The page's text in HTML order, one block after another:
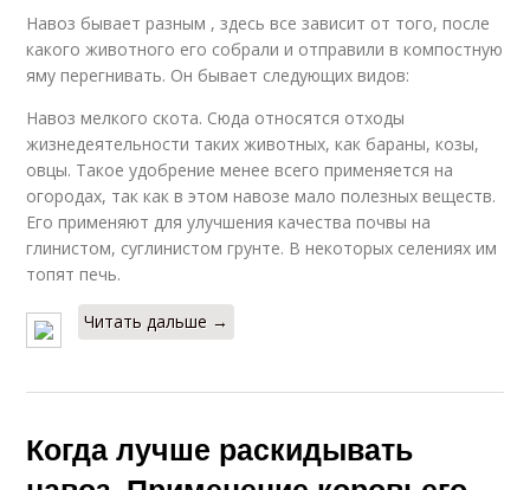
Навоз бывает разным , здесь все зависит от того, после
какого животного его собрали и отправили в компостную
яму перегнивать. Он бывает следующих видов:
Навоз мелкого скота. Сюда относятся отходы
жизнедеятельности таких животных, как бараны, козы,
овцы. Такое удобрение менее всего применяется на
огородах, так как в этом навозе мало полезных веществ.
Его применяют для улучшения качества почвы на
глинистом, суглинистом грунте. В некоторых селениях им
топят печь.
Читать дальше →
Когда лучше раскидывать